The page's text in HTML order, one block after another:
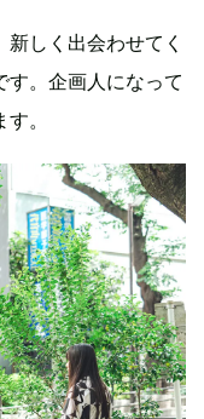
しく出会わせてく
す。企画人になって
。